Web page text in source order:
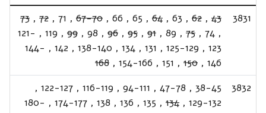
3831
43
,
62
,
63
,
64
,
65
,
66
,
67-70
,
71
,
72
,
73
,
74
,
75
,
89
,
91
,
95
,
96
,
98
,
99
,
119
,
121-
123
,
125-129
,
131
,
134
,
138-140
,
142
,
144-
146
,
150
,
151
,
154-166
,
168
3832
38-45
,
47-78
,
94-111
,
116-119
,
122-127
,
129-132
,
134
,
135
,
136
,
138
,
174-177
,
180-